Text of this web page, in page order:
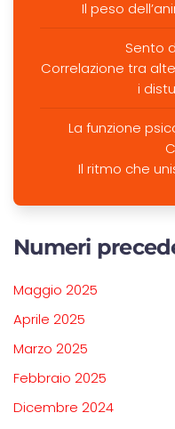
Il peso
Sento
Correlazione tra
i
La funzione
Il ritmo che
Numeri
Maggio 2025
Aprile 2025
Marzo 2025
Febbraio 2025
Dicembre 2024